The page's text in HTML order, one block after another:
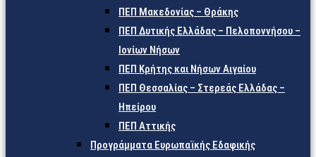
ΠΕΠ Μακεδονίας – Θράκης
ΠΕΠ Δυτικής Ελλάδας – Πελοποννήσου –
Ιονίων Νήσων
ΠΕΠ Κρήτης και Νήσων Αιγαίου
ΠΕΠ Θεσσαλίας – Στερεάς Ελλάδας –
Ηπείρου
ΠΕΠ Αττικής
Προγράμματα Ευρωπαϊκής Εδαφικής